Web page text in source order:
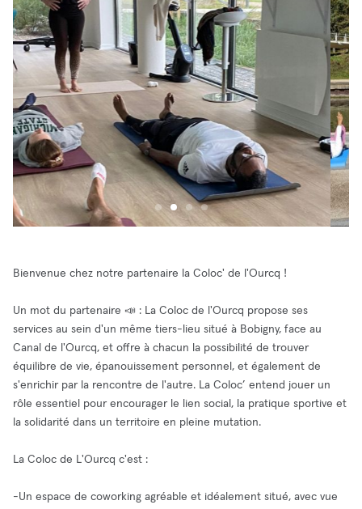
Bienvenue chez notre partenaire la Coloc' de l'Ourcq !
Un mot du partenaire 📣 : La Coloc de l'Ourcq propose ses
services au sein d'un même tiers-lieu situé à Bobigny, face au
Canal de l'Ourcq, et offre à chacun la possibilité de trouver
équilibre de vie, épanouissement personnel, et également de
s'enrichir par la rencontre de l'autre. La Coloc’ entend jouer un
rôle essentiel pour encourager le lien social, la pratique sportive et
la solidarité dans un territoire en pleine mutation.
La Coloc de L'Ourcq c'est :
-Un espace de coworking agréable et idéalement situé, avec vue